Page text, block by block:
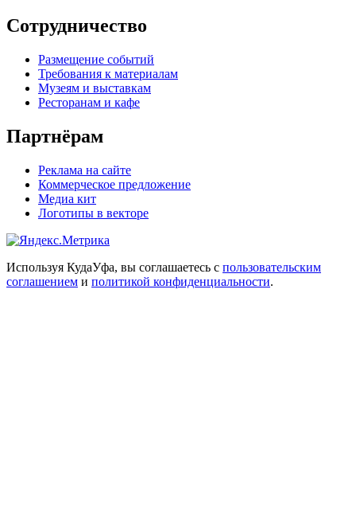
Сотрудничество
Размещение событий
Требования к материалам
Музеям и выставкам
Ресторанам и кафе
Партнёрам
Реклама на сайте
Коммерческое предложение
Медиа кит
Логотипы в векторе
Используя КудаУфа, вы соглашаетесь с пользовательским
соглашением и политикой конфиденциальности.